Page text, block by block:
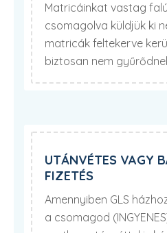
Matricáinkat vastag
csomagolva küldjük ki
matricák feltekerve
biztosan nem
UTÁNVÉTES VAGY
FIZETÉS
Amennyiben GLS
a csomagod